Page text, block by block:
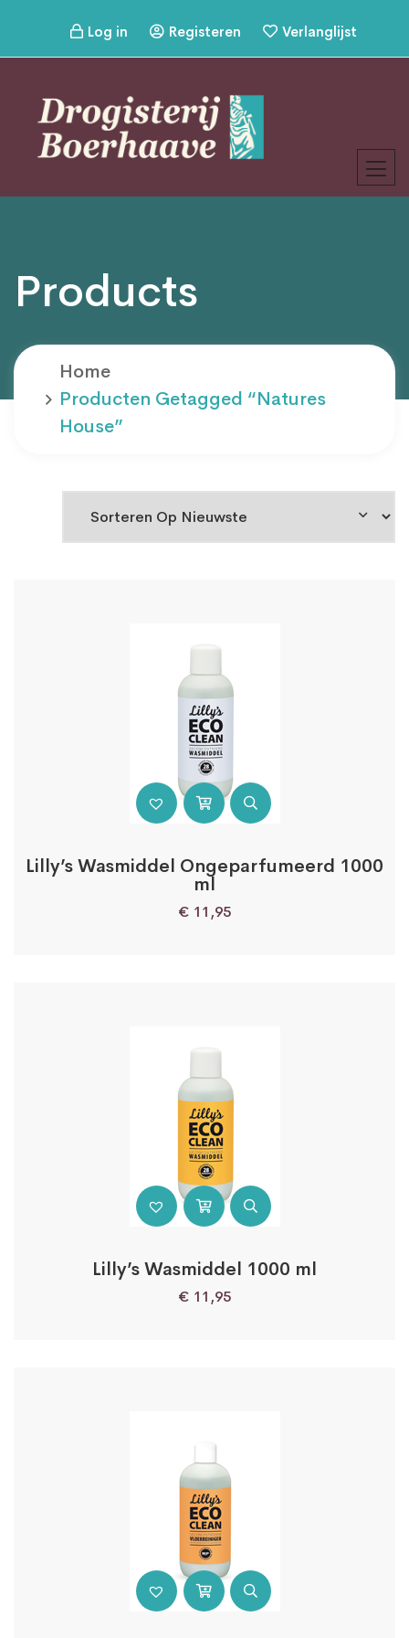
Log in Registeren Verlanglijst
Products
Home
Producten Getagged “natures
House”
Lilly’s Wasmiddel Ongeparfumeerd 1000
ml
€ 11,95
Lilly’s Wasmiddel 1000 ml
€ 11,95